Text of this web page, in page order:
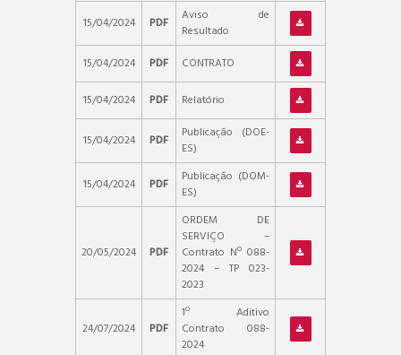
15/04/2024
PDF
Aviso de
Resultado
15/04/2024
PDF CONTRATO
15/04/2024 PDF Relatório
15/04/2024 PDF
Publicação (DOE-
ES)
15/04/2024
PDF
Publicação (DOM-
ES)
20/05/2024 PDF
ORDEM DE
SERVIÇO –
Contrato Nº 088-
2024 – TP 023-
2023
24/07/2024 PDF
1º Aditivo
Contrato 088-
2024